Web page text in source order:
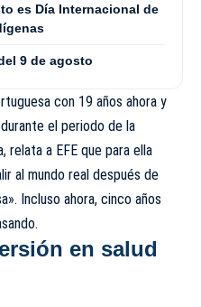
es Día Internacional de
9 de agosto
con 19 años ahora y
el periodo de la
relata a EFE que para ella
al mundo real después de
Incluso ahora, cinco años
en salud